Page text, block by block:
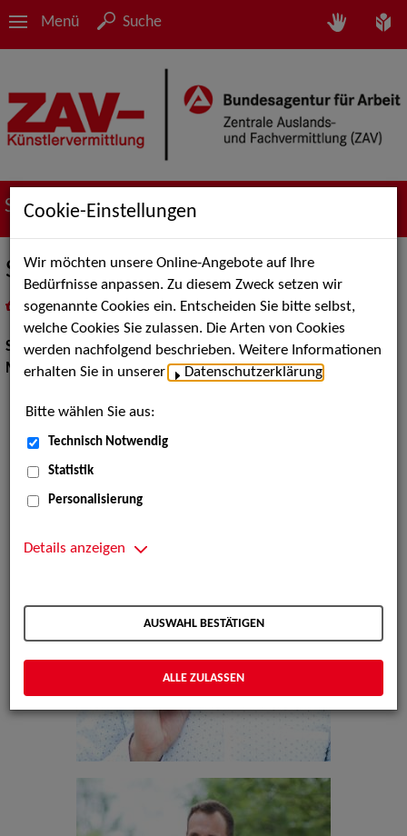
Menü Suche
Suche nach Künstler*innen
Stefan Timm-Zock
als PDF speichern
inMeine Merklistelegen
Show:Moderation
Moderation:Moderator / Moderatorin
Cookie-Einstellungen
Wir möchten unsere Online-Angebote auf Ihre
Bedürfnisse anpassen. Zu diesem Zweck setzen wir
sogenannte Cookies ein. Entscheiden Sie bitte selbst,
welche Cookies Sie zulassen. Die Arten von Cookies
werden nachfolgend beschrieben. Weitere Informationen
erhalten Sie in unserer
Datenschutzerklärung
Bitte wählen Sie aus:
Technisch Notwendig
Statistik
Personalisierung
Details anzeigen
AUSWAHL BESTÄTIGEN
ALLE ZULASSEN